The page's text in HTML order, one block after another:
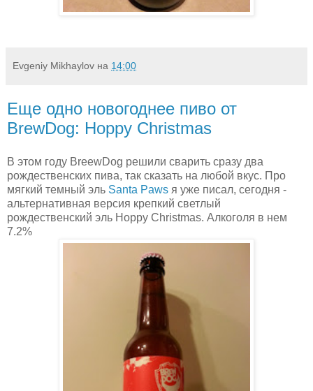
Evgeniy Mikhaylov на 14:00
Еще одно новогоднее пиво от
BrewDog: Hoppy Christmas
В этом году BreewDog решили сварить сразу два
рождественских пива, так сказать на любой вкус. Про
мягкий темный эль Santa Paws я уже писал, сегодня -
альтернативная версия крепкий светлый
рождественский эль Hoppy Christmas. Алкоголя в нем
7.2%